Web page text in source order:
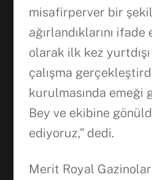
misafirperver bir
ağırlandıklarını
olarak ilk kez
çalışma
kurulmasında emeği
Bey ve ekibine
ediyoruz,” dedi.
Merit Royal